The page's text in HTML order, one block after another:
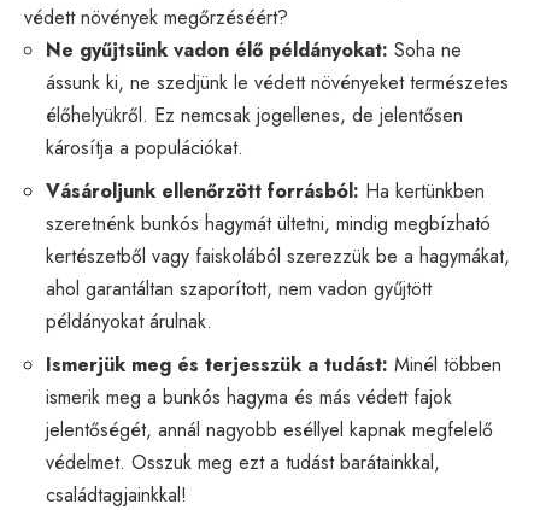
védett növények megőrzéséért?
Ne gyűjtsünk vadon élő példányokat: Soha ne
ássunk ki, ne szedjünk le védett növényeket természetes
élőhelyükről. Ez nemcsak jogellenes, de jelentősen
károsítja a populációkat.
Vásároljunk ellenőrzött forrásból: Ha kertünkben
szeretnénk bunkós hagymát ültetni, mindig megbízható
kertészetből vagy faiskolából szerezzük be a hagymákat,
ahol garantáltan szaporított, nem vadon gyűjtött
példányokat árulnak.
Ismerjük meg és terjesszük a tudást: Minél többen
ismerik meg a bunkós hagyma és más védett fajok
jelentőségét, annál nagyobb eséllyel kapnak megfelelő
védelmet. Osszuk meg ezt a tudást barátainkkal,
családtagjainkkal!